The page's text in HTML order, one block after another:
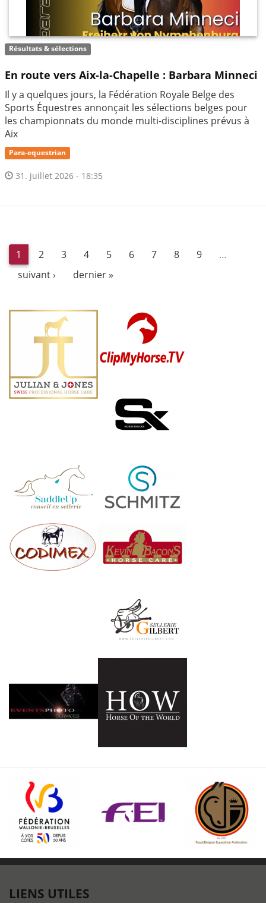
Résultats & sélections
En route vers Aix-la-Chapelle : Barbara Minneci
Il y a quelques jours, la Fédération Royale Belge des
Sports Équestres annonçait les sélections belges pour
les championnats du monde multi-disciplines prévus à
Aix
Para-equestrian
31. juillet 2026 - 18:35
1 2 3 4 5 6 7 8 9
…
suivant ›
dernier »
LIENS UTILES